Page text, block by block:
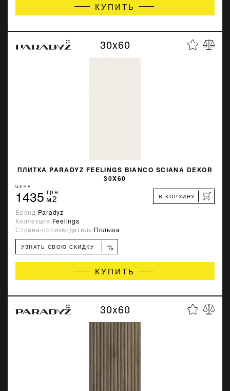
КУПИТЬ
30x60
ПЛИТКА PARADYZ FEELINGS BIANCO SCIANA DEKOR
30X60
ЦЕНА
1435 грн
м2 В КОРЗИНУ
Бренд:Paradyz
Коллекция:Feelings
Страна-производитель:Польша
УЗНАТЬ СВОЮ СКИДКУ %
КУПИТЬ
30x60